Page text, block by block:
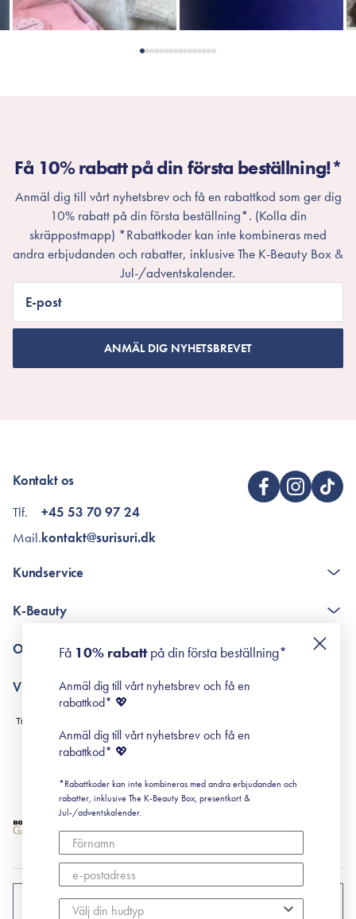
Få 10% rabatt på din första beställning!*
Anmäl dig till vårt nyhetsbrev och få en rabattkod som ger dig
10% rabatt på din första beställning*. (Kolla din
skräppostmapp) *Rabattkoder kan inte kombineras med
andra erbjudanden och rabatter, inklusive The K-Beauty Box &
Jul-/adventskalender.
E-post
ANMÄL DIG NYHETSBREVET
Kontakt os
Tlf.
Mail.
+45 53 70 97 24
kontakt@surisuri.dk
Kundservice
Poängshop - frågor och svar
K-Beauty
Retinol för nybörjare
Om Surisuri
Black Friday
Villkor
Leverans & Retur
Köpvillkor
Prenumerationsvillkor
Cookiepolicy
SVERIGE
Få 10% rabattpå din första beställning*
Anmäl dig till vårt nyhetsbrev och få en
rabattkod* 💖
Anmäl dig till vårt nyhetsbrev och få en
rabattkod* 💖
*Rabattkoder kan inte kombineras med andra erbjudanden och
rabatter, inklusive The K-Beauty Box, presentkort &
Jul-/adventskalender.